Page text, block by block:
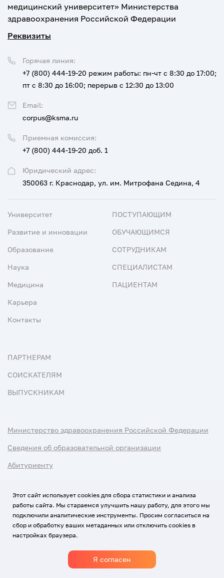
медицинский университет» Министерства
здравоохранения Российской Федерации
Реквизиты
Юридический адрес:
350063 г. Краснодар, ул. им. Митрофана Седина, 4
Приемная комиссия:
+7 (800) 444-19-20 доб. 1
Горячая линия:
+7 (800) 444-19-20 режим работы: пн-чт с 8:30 до 17:00;
пт с 8:30 до 16:00; перерыв с 12:30 до 13:00
Email:
corpus@ksma.ru
Университет
Развитие и инновации
Образование
Наука
Медицина
Карьера
Контакты
ПОСТУПАЮЩИМ
ОБУЧАЮЩИМСЯ
СОТРУДНИКАМ
СПЕЦИАЛИСТАМ
ПАЦИЕНТАМ
ПАРТНЕРАМ
СОИСКАТЕЛЯМ
ВЫПУСКНИКАМ
Министерство здравоохранения Российской Федерации
Сведения об образовательной организации
Абитуриенту
Использование Cookies
Политика обработки персональных данных
© Все права защищены
Этот сайт использует cookies для сбора статистики и анализа
работы сайта. Мы стараемся улучшить нашу работу, для этого мы
подключили аналитические инструменты. Просим согласиться на
сбор и обработку ваших метаданных или отключить cookies в
настройках браузера.
Я согласен